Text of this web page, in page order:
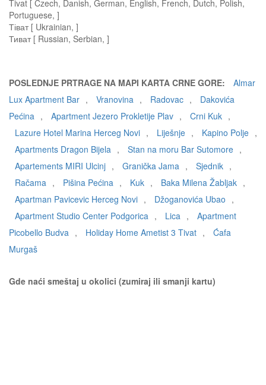
Tivat [ Czech, Danish, German, English, French, Dutch, Polish,
Portuguese, ]
Тіват [ Ukrainian, ]
Тиват [ Russian, Serbian, ]
POSLEDNJE PRTRAGE NA MAPI KARTA CRNE GORE:
Almar
Lux Apartment Bar , Vranovina , Radovac ,
Dakovića
Pećina , Apartment Jezero Prokletije Plav , Crni Kuk ,
Lazure Hotel Marina Herceg Novi , Liješnje , Kapino Polje ,
Apartments Dragon Bijela , Stan na moru Bar Sutomore ,
Apartements MIRI Ulcinj , Granička Jama , Sjednik ,
Račama , Pišina Pećina , Kuk , Baka Milena Žabljak ,
Apartman Pavicevic Herceg Novi , Džoganovića Ubao ,
Apartment Studio Center Podgorica , Lica ,
Apartment
Picobello Budva , Holiday Home Ametist 3 Tivat ,
Ćafa
Murgaš
Gde naći smeštaj u okolici (zumiraj ili smanji kartu)